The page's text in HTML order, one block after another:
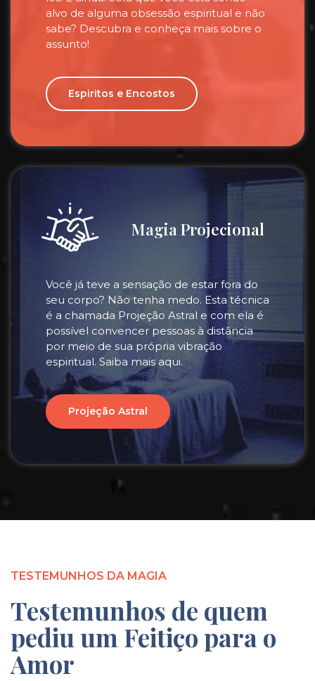
alvo de alguma obsessão espiritual e não
sabe? Descubra e conheça mais sobre o
assunto!
Espiritos e Encostos
Magia Projecional
Você já teve a sensação de estar fora do
seu corpo? Não tenha medo. Esta técnica
é a chamada Projeção Astral e com ela é
possível convencer pessoas à distância
por meio de sua própria vibração
espiritual. Saiba mais aqui.
Projeção Astral
TESTEMUNHOS DA MAGIA
Testemunhos de quem
pediu um Feitiço para o
Amor